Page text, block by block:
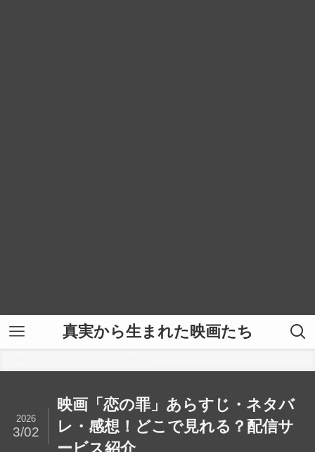
真実から生まれた映画たち
映画「恋の罪」あらすじ・ネタバ
レ・感想！どこで見れる？配信サ
ービス紹介
2026
3/02